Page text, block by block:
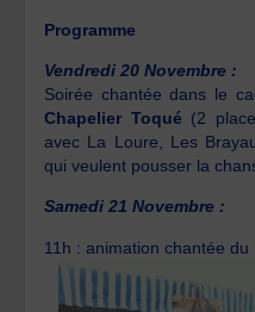
Programme
Vendredi 20 Novembre :
Soirée chantée dans le
Chapelier Toqué (2
avec La Loure, Les
qui veulent pousser la
Samedi 21 Novembre :
11h : animation chantée du